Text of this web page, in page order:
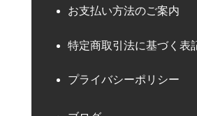
お支払い方法のご案内
特定商取引法に基づく表
プライバシーポリシー